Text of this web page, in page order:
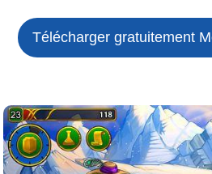
Télécharger gratuitement